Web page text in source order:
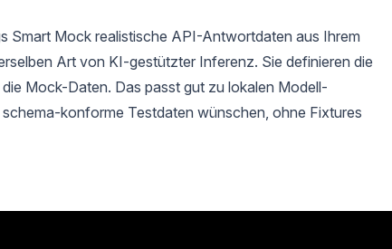
Smart Mock realistische API-Antwortdaten aus Ihrem
Art von KI-gestützter Inferenz. Sie definieren die
Mock-Daten. Das passt gut zu lokalen Modell-
konforme Testdaten wünschen, ohne Fixtures